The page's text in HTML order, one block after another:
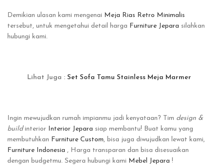
Demikian ulasan kami mengenai Meja Rias Retro Minimalis
tersebut, untuk mengetahui detail harga Furniture Jepara silahkan
hubungi kami.
Lihat Juga : Set Sofa Tamu Stainless Meja Marmer
Ingin mewujudkan rumah impianmu jadi kenyataan? Tim design &
buildinterior Interior Jepara siap membantu! Buat kamu yang
membutuhkan Furniture Custom, bisa juga diwujudkan lewat kami,
Furniture Indonesia , Harga transparan dan bisa disesuaikan
dengan budgetmu. Segera hubungi kami Mebel Jepara !